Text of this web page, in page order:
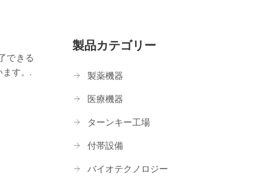
できる
す。.
製品カテゴリー
製薬機器
医療機器
ターンキー工場
付帯設備
バイオテクノロジー